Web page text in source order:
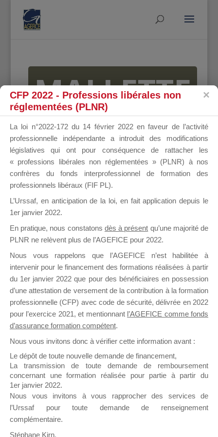
MALLETTE
DU
DIRIGEANT
il y a un mois
Ce groupe est destiné aux Organismes de
Formation qui souhaitent répondre à l’Appel à
Propositions Mallette du Dirigeant.
Ce groupe propose un forum dédié au support
sur lequel il est possible de laisser un message
ou poser une question.
NB : Il est nécessaire d’être
pouvoir rejoindre ce groupe
CFP 2022 - Professions libérales non
réglementées (PLNR)
La loi n°2022-172 du 14 février 2022 en faveur de l’activité
professionnelle indépendante a introduit des modifications
législatives qui ont pour conséquence de rattacher les
« professions libérales non réglementées » (PLNR) à nos
confrères du fonds interprofessionnel de formation des
professionnels libéraux (FIF PL).
L’Urssaf, en anticipation de la loi, en fait application depuis le
1er janvier 2022.
En pratique, nous constatons dès à présent qu’une majorité de
PLNR ne relèvent plus de l’AGEFICE pour 2022.
Nous vous rappelons que l’AGEFICE n’est habilitée à
intervenir pour le financement des formations réalisées à partir
du 1er janvier 2022 que pour des bénéficiaires en possession
d’une attestation de versement de la contribution à la formation
professionnelle (CFP) avec code de sécurité, délivrée en 2022
pour l’exercice 2021, et mentionnant l’AGEFICE comme fonds
d’assurance formation compétent.
Nous vous invitons donc à vérifier cette information avant :
Le dépôt de toute nouvelle demande de financement,
La transmission de toute demande de remboursement
concernant une formation réalisée pour partie à partir du
1er janvier 2022.
Nous vous invitons à vous rapprocher des services de
l’Urssaf pour toute demande de renseignement
complémentaire.
Stéphane Kirn,